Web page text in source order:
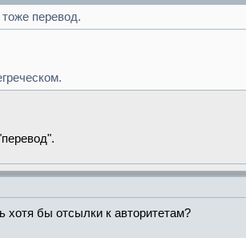
перевод.
хотя бы отсылки к авторитетам?